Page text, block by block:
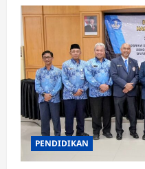
Semarak
HUT
Kodaeral
XI
Tahun
2026,
Turnamen
Bulutangkis
Digelar
untuk
Cetak
Atlet
Berprestasi
dan
Perkuat
Soliditas
Prajurit
PENDIDIKAN